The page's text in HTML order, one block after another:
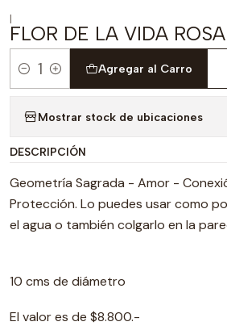
|
FLOR DE LA VIDA
Cantidad
Agregar al Carro
Mostrar stock de ubicaciones
DESCRIPCIÓN
Geometría Sagrada - Amor -
Protección. Lo puedes usar como
el agua o también colgarlo en la
10 cms de diámetro
El valor es de $8.800.-